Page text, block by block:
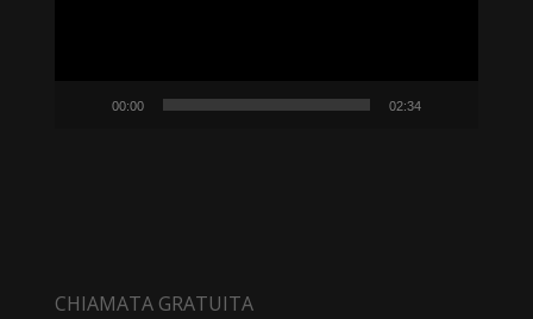
00:00 02:34
CHIAMATA GRATUITA